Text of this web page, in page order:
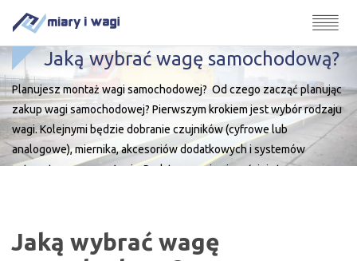
Jaką wybrać wagę samochodową?
Planujesz montaż wagi samochodowej? Od czego zacząć planując
zakup wagi samochodowej? Pierwszym krokiem jest wybór rodzaju
wagi. Kolejnymi będzie dobranie czujników (cyfrowe lub
analogowe), miernika, akcesoriów dodatkowych i systemów
automatycznego ważenia. Podstawowy i najczęściej stosowany
kategorię wyróżniamy wagi […]
Jaką wybrać wagę